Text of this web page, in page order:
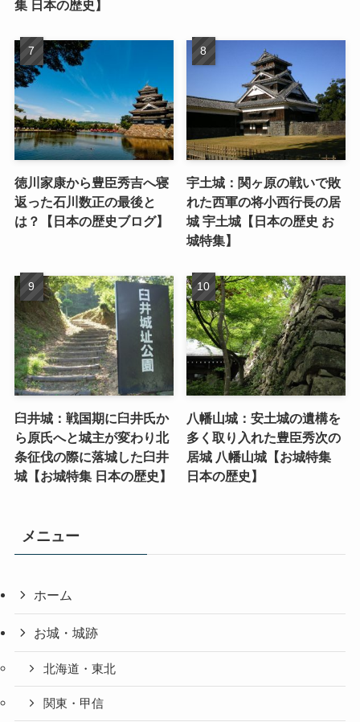
集 日本の歴史】
徳川家康から豊臣秀吉へ寝
返った石川数正の最後と
は？【日本の歴史ブログ】
宇土城：関ヶ原の戦いで敗
れた西軍の将小西行長の居
城 宇土城【日本の歴史 お
城特集】
臼井城：戦国期に臼井氏か
ら原氏へと城主が変わり北
条征伐の際に落城した臼井
城【お城特集 日本の歴史】
八幡山城：安土城の遺構を
多く取り入れた豊臣秀次の
居城 八幡山城【お城特集
日本の歴史】
メニュー
ホーム
お城・城跡
北海道・東北
関東・甲信